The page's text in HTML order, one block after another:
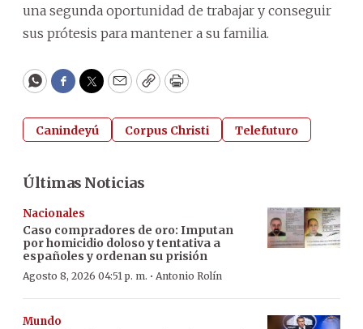
una segunda oportunidad de trabajar y conseguir
sus prótesis para mantener a su familia.
WhatsApp
Facebook
Twitter
EmailCopyPrint
Canindeyú Corpus Christi Telefuturo
Últimas Noticias
Nacionales
Caso compradores de oro: Imputan
por homicidio doloso y tentativa a
españoles y ordenan su prisión
Agosto 8, 2026 04:51 p. m. · Antonio Rolín
Mundo